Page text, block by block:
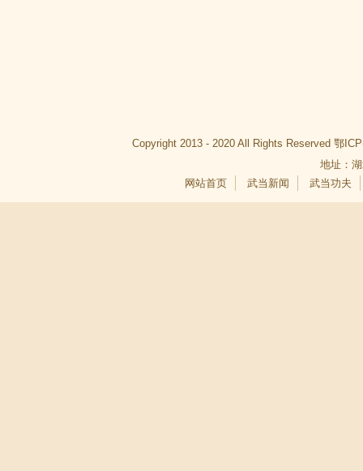
Copyright 2013 - 2020 All Rights Reserved 鄂
地址：
网站首页
武当新闻 武当功夫